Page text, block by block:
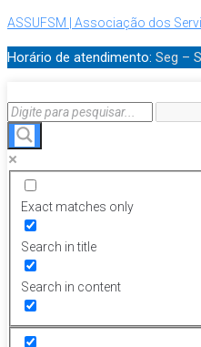
ASSUFSM | Associação dos
Horário de atendimento: Seg –
Exact matches only
Search in title
Search in content